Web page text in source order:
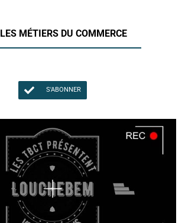
LES MÉTIERS DU COMMERCE
S'ABONNER